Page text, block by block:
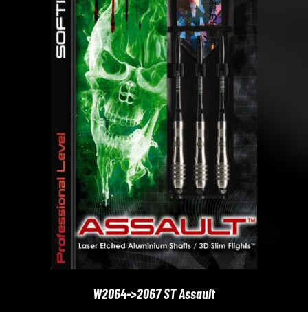
W2064->2067 ST Assault